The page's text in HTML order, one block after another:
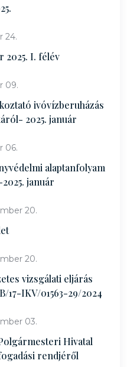
24.
2025. I. félév
09.
ivóvízberuházás
2025. január
06.
alaptanfolyam
január
20.
20.
vizsgálati eljárás
17-IKV/01563-29/2024
03.
Hivatal
rendjéről